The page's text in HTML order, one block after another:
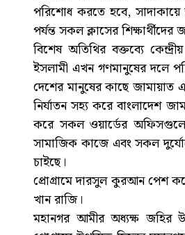
পরিশোধ করতে হবে, সাদাকায়ে
পর্যন্ত সকল ক্লাসের
বিশেষ অতিথির বক্তব্যে
ইসলামী এখন গণমানুষের দলে
দেশের মানুষের কাছে জামায়াত
নির্যাতন সহ্য করে বাংলাদেশ
করে সকল ওয়ার্ডের অফিসগুলো
সামাজিক কাজে এবং সকল
চাইছে।
প্রোগ্রামে দারসুল কুরআন পেশ
খান রাজি।
মহানগর আমীর অধ্যক্ষ জহির